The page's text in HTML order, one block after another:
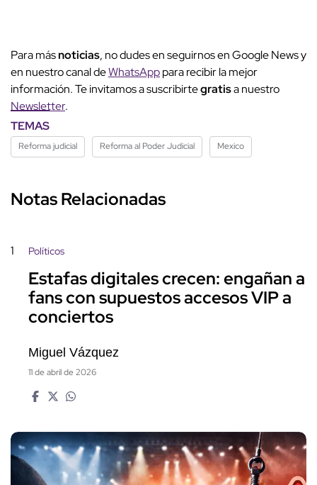
Para másnoticias, no dudes en seguirnos en Google News y
en nuestro canal deWhatsApppara recibir la mejor
información. Te invitamos a suscribirtegratisa nuestro
Newsletter.
TEMAS
Reforma judicial Reforma al Poder Judicial Mexico
Notas Relacionadas
1 Políticos
Estafas digitales crecen: engañan a
fans con supuestos accesos VIP a
conciertos
Miguel Vázquez
11 de abril de 2026